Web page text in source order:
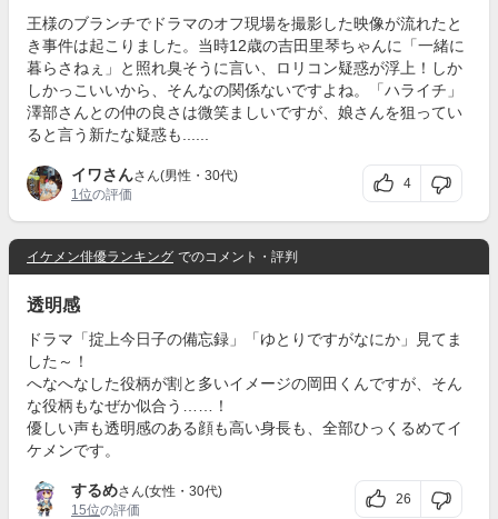
王様のブランチでドラマのオフ現場を撮影した映像が流れたと
き事件は起こりました。当時12歳の吉田里琴ちゃんに「一緒に
暮らさねぇ」と照れ臭そうに言い、ロリコン疑惑が浮上！しか
しかっこいいから、そんなの関係ないですよね。「ハライチ」
澤部さんとの仲の良さは微笑ましいですが、娘さんを狙ってい
ると言う新たな疑惑も......
イワさんさん(男性・30代)
1位の評価
4
イケメン俳優ランキング でのコメント・評判
透明感
ドラマ「掟上今日子の備忘録」「ゆとりですがなにか」見てま
した～！
へなへなした役柄が割と多いイメージの岡田くんですが、そん
な役柄もなぜか似合う……！
優しい声も透明感のある顔も高い身長も、全部ひっくるめてイ
ケメンです。
するめさん(女性・30代)
15位の評価
26